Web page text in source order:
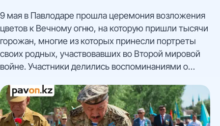
9 мая в Павлодаре прошла церемония возложения
цветов к Вечному огню, на которую пришли тысячи
горожан, многие из которых принесли портреты
своих родных, участвовавших во Второй мировой
войне. Участники делились воспоминаниями о
пришел с фотографией деда, и отметил: "Для нас 9
Мая - особенный день, даже работу можем
отложить". Валерий Худиков вспомнил своего отца-